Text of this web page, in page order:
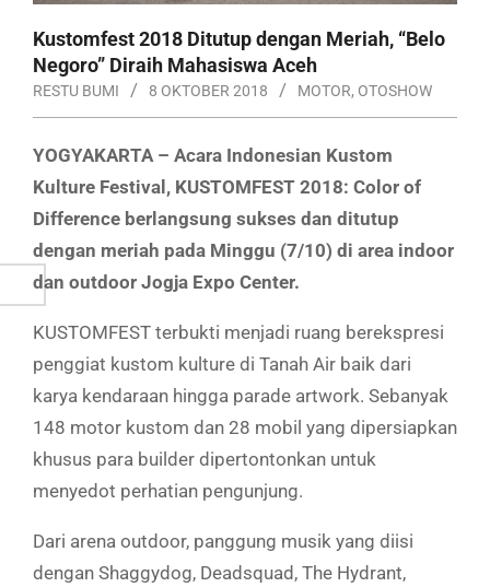
Kustomfest 2018 Ditutup dengan Meriah, “Belo
Negoro” Diraih Mahasiswa Aceh
RESTU BUMI 8 OKTOBER 2018 MOTOR, OTOSHOW
YOGYAKARTA – Acara Indonesian Kustom
Kulture Festival, KUSTOMFEST 2018: Color of
Difference berlangsung sukses dan ditutup
dengan meriah pada Minggu (7/10) di area indoor
dan outdoor Jogja Expo Center.
KUSTOMFEST terbukti menjadi ruang berekspresi
penggiat kustom kulture di Tanah Air baik dari
karya kendaraan hingga parade artwork. Sebanyak
148 motor kustom dan 28 mobil yang dipersiapkan
khusus para builder dipertontonkan untuk
menyedot perhatian pengunjung.
Dari arena outdoor, panggung musik yang diisi
dengan Shaggydog, Deadsquad, The Hydrant,